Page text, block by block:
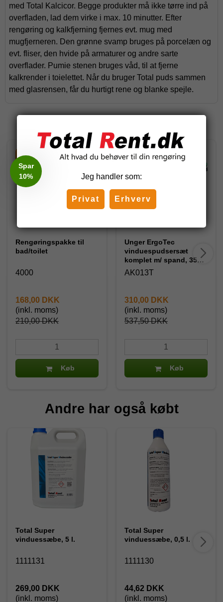
med Total Kalcicor. Begge produkter må ikke tørre ind på
overfladen, lad dem virke i max. 10 minutter. Efter
rengøring og kalkfjerning fjernes evt. mug med
mugfjerneren. Den grønne svamp bruges på porcelæn og
evt. fliser, den hvide på armaturer og andre sarte
overflader. Pumie stenen bruges våd, til at fjerne
kalkrender i toielettet. Når du bruger Total puds sammen
med glasrensen, får du hurtigt rene og blanke spejle.
Relaterede produkter
-20%
Rengøringspakke til
bad/toilet
4000
210,00 DKK
168,00 DKK
(inkl. moms)
Køb
-42%
Unger ErgoTec
vinduespudsersæt
komplet m/ spand, 35
cm.
AK013T
537,50 DKK
310,00 DKK
(inkl. moms)
Køb
Andre har også købt
Total Super
vinduessæbe, 5 l.
1111131
269,00 DKK
(inkl. moms)
Total Super
vinduessæbe, 0,5 l.
1111130
44,62 DKK
(inkl. moms)
Jeg handler som:
Privat Erhverv
Spar
10%